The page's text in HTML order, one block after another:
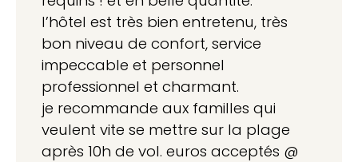
l’hôtel est très bien entretenu, très
bon niveau de confort, service
impeccable et personnel
professionnel et charmant.
je recommande aux familles qui
veulent vite se mettre sur la plage
après 10h de vol. euros acceptés @